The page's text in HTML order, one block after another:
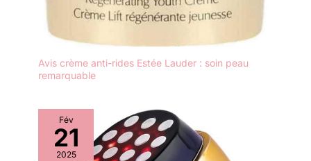
Avis crème anti-rides Estée Lauder : soin peau
remarquable
Fév
21
2025